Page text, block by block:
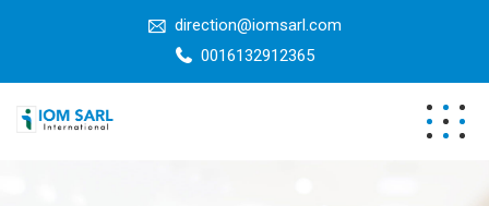
direction@iomsarl.com
0016132912365